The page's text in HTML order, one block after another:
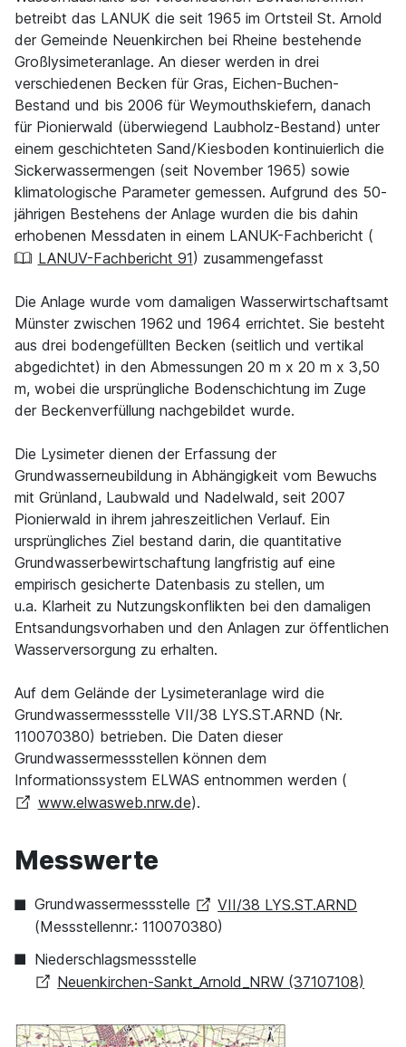
betreibt das LANUK die seit 1965 im Ortsteil St. Arnold
der Gemeinde Neuenkirchen bei Rheine bestehende
Großlysimeteranlage. An dieser werden in drei
verschiedenen Becken für Gras, Eichen-Buchen-
Bestand und bis 2006 für Weymouthskiefern, danach
für Pionierwald (überwiegend Laubholz-Bestand) unter
einem geschichteten Sand/Kiesboden kontinuierlich die
Sickerwassermengen (seit November 1965) sowie
klimatologische Parameter gemessen. Aufgrund des 50-
jährigen Bestehens der Anlage wurden die bis dahin
erhobenen Messdaten in einem LANUK-Fachbericht (
LANUV-Fachbericht 91) zusammengefasst
Die Anlage wurde vom damaligen Wasserwirtschaftsamt
Münster zwischen 1962 und 1964 errichtet. Sie besteht
aus drei bodengefüllten Becken (seitlich und vertikal
abgedichtet) in den Abmessungen 20 m x 20 m x 3,50
m, wobei die ursprüngliche Bodenschichtung im Zuge
der Beckenverfüllung nachgebildet wurde.
Die Lysimeter dienen der Erfassung der
Grundwasserneubildung in Abhängigkeit vom Bewuchs
mit Grünland, Laubwald und Nadelwald, seit 2007
Pionierwald in ihrem jahreszeitlichen Verlauf. Ein
ursprüngliches Ziel bestand darin, die quantitative
Grundwasserbewirtschaftung langfristig auf eine
empirisch gesicherte Datenbasis zu stellen, um
u.a. Klarheit zu Nutzungskonflikten bei den damaligen
Entsandungsvorhaben und den Anlagen zur öffentlichen
Wasserversorgung zu erhalten.
Auf dem Gelände der Lysimeteranlage wird die
Grundwassermessstelle VII/38 LYS.ST.ARND (Nr.
110070380) betrieben. Die Daten dieser
Grundwassermessstellen können dem
Informationssystem ELWAS entnommen werden (
www.elwasweb.nrw.de).
Messwerte
Grundwassermessstelle
VII/38 LYS.ST.ARND
(Messstellennr.: 110070380)
Niederschlagsmessstelle
Neuenkirchen-Sankt_Arnold_NRW (37107108)